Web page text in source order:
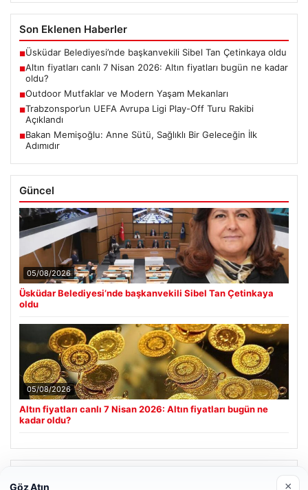
Son Eklenen Haberler
■Üsküdar Belediyesi’nde başkanvekili Sibel Tan Çetinkaya oldu
■Altın fiyatları canlı 7 Nisan 2026: Altın fiyatları bugün ne kadar
oldu?
■Outdoor Mutfaklar ve Modern Yaşam Mekanları
■Trabzonspor’un UEFA Avrupa Ligi Play-Off Turu Rakibi
Açıklandı
■Bakan Memişoğlu: Anne Sütü, Sağlıklı Bir Geleceğin İlk
Adımıdır
Güncel
05/08/2026
Üsküdar Belediyesi’nde başkanvekili Sibel Tan Çetinkaya
oldu
05/08/2026
Altın fiyatları canlı 7 Nisan 2026: Altın fiyatları bugün ne
kadar oldu?
Göz Atın ×